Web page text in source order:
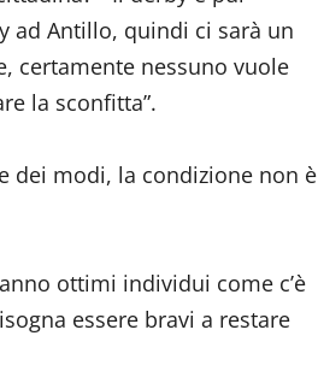
ad Antillo, quindi ci sarà un
certamente nessuno vuole
la sconfitta”.
dei modi, la condizione non è
ottimi individui come c’è
essere bravi a restare